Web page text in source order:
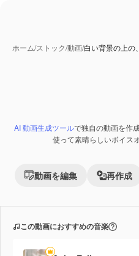
ホーム/ストック/動画/白い背景の上
PremiumAI 生成コンテンツ
AI 動画生成ツールで独自の動画を作
使って素晴らしいボイス
動画を編集 再作成
この動画におすすめの音楽